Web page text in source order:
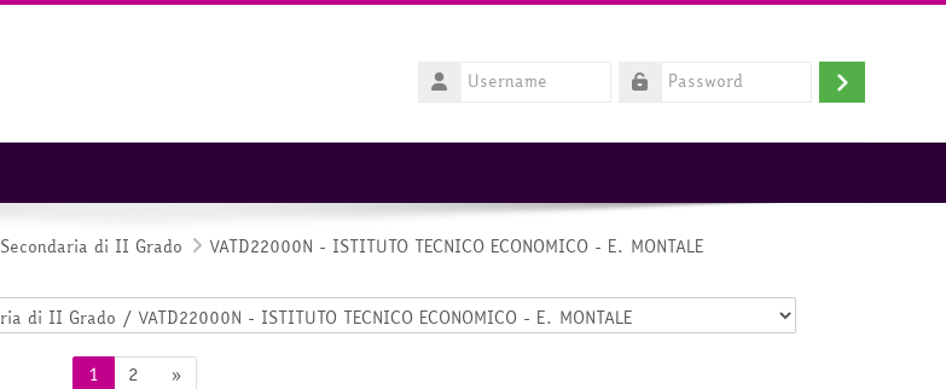
Username
Login
Secondaria di II Grado VATD22000N - ISTITUTO TECNICO ECONOMICO - E. MONTALE
1 Pagina 1
2Pagina 2
»Pagina successiva